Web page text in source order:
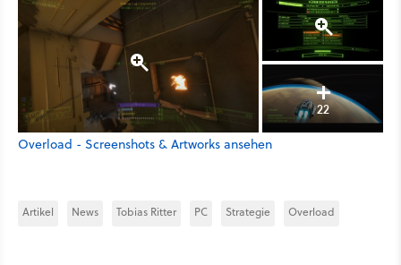
22
Overload - Screenshots & Artworks ansehen
Artikel News Tobias Ritter PC Strategie Overload